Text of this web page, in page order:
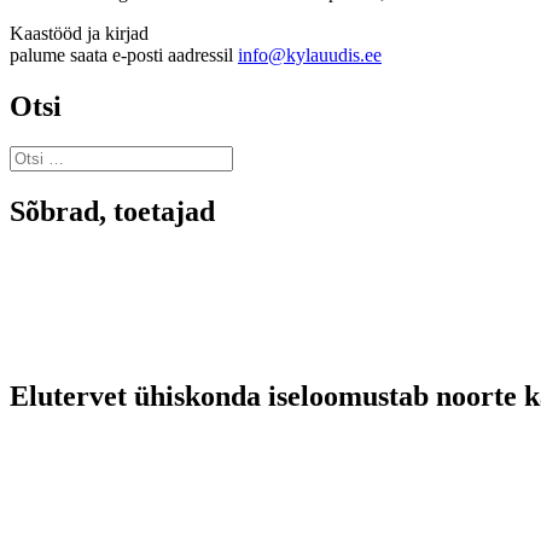
Kaastööd ja kirjad
palume saata e-posti aadressil info@kylauudis.ee
Otsi
Otsi:
Sõbrad, toetajad
Elutervet ühiskonda iseloomustab noorte